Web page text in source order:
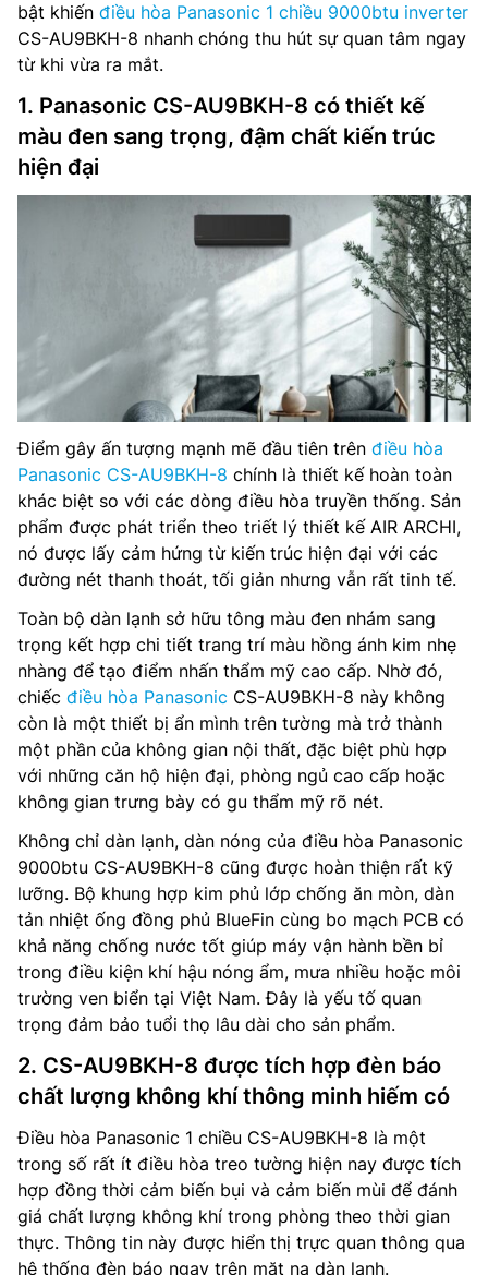
bật khiến điều hòa Panasonic 1 chiều 9000btu inverter
CS-AU9BKH-8 nhanh chóng thu hút sự quan tâm ngay
từ khi vừa ra mắt.
1. Panasonic CS-AU9BKH-8 có thiết kế
màu đen sang trọng, đậm chất kiến trúc
hiện đại
Điểm gây ấn tượng mạnh mẽ đầu tiên trên điều hòa
Panasonic CS-AU9BKH-8 chính là thiết kế hoàn toàn
khác biệt so với các dòng điều hòa truyền thống. Sản
phẩm được phát triển theo triết lý thiết kế AIR ARCHI,
nó được lấy cảm hứng từ kiến trúc hiện đại với các
đường nét thanh thoát, tối giản nhưng vẫn rất tinh tế.
Toàn bộ dàn lạnh sở hữu tông màu đen nhám sang
trọng kết hợp chi tiết trang trí màu hồng ánh kim nhẹ
nhàng để tạo điểm nhấn thẩm mỹ cao cấp. Nhờ đó,
chiếc điều hòa Panasonic CS-AU9BKH-8 này không
còn là một thiết bị ẩn mình trên tường mà trở thành
một phần của không gian nội thất, đặc biệt phù hợp
với những căn hộ hiện đại, phòng ngủ cao cấp hoặc
không gian trưng bày có gu thẩm mỹ rõ nét.
Không chỉ dàn lạnh, dàn nóng của điều hòa Panasonic
9000btu CS-AU9BKH-8 cũng được hoàn thiện rất kỹ
lưỡng. Bộ khung hợp kim phủ lớp chống ăn mòn, dàn
tản nhiệt ống đồng phủ BlueFin cùng bo mạch PCB có
khả năng chống nước tốt giúp máy vận hành bền bỉ
trong điều kiện khí hậu nóng ẩm, mưa nhiều hoặc môi
trường ven biển tại Việt Nam. Đây là yếu tố quan
trọng đảm bảo tuổi thọ lâu dài cho sản phẩm.
2. CS-AU9BKH-8 được tích hợp đèn báo
chất lượng không khí thông minh hiếm có
Điều hòa Panasonic 1 chiều CS-AU9BKH-8 là một
trong số rất ít điều hòa treo tường hiện nay được tích
hợp đồng thời cảm biến bụi và cảm biến mùi để đánh
giá chất lượng không khí trong phòng theo thời gian
thực. Thông tin này được hiển thị trực quan thông qua
hệ thống đèn báo ngay trên mặt nạ dàn lạnh.